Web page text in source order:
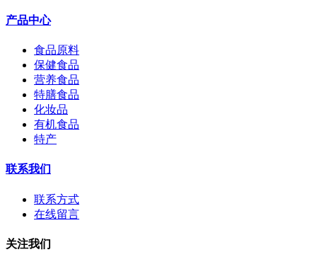
产品中心
食品原料
保健食品
营养食品
特膳食品
化妆品
有机食品
特产
联系我们
联系方式
在线留言
关注我们